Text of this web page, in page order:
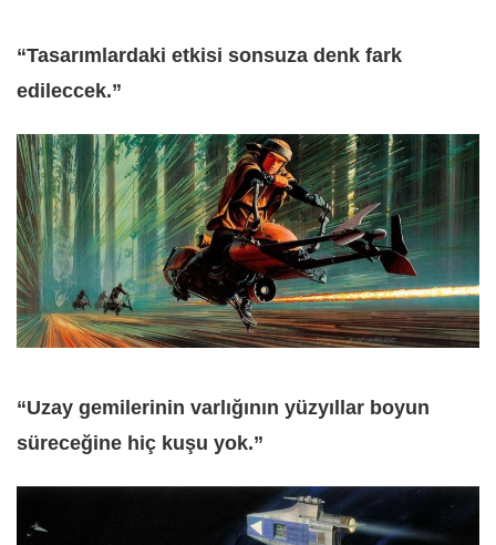
“Tasarımlardaki etkisi sonsuza denk fark
edileccek.”
“Uzay gemilerinin varlığının yüzyıllar boyun
süreceğine hiç kuşu yok.”